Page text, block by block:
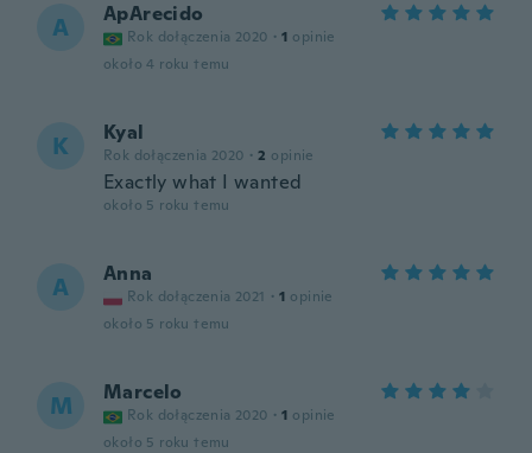
A ApArecido
Rok dołączenia 2020 · 1 opinie
około 4 roku temu
K Kyal
Rok dołączenia 2020 · 2 opinie
Exactly what I wanted
około 5 roku temu
A Anna
Rok dołączenia 2021 · 1 opinie
około 5 roku temu
M Marcelo
Rok dołączenia 2020 · 1 opinie
około 5 roku temu